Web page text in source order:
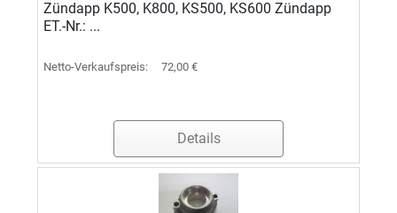
Zündapp K500, K800, KS500, KS600 Zündapp
ET.-Nr.: ...
Netto-Verkaufspreis: 72,00 €
Details